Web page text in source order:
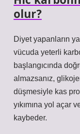
olur?
Diyet yapanların
vücuda yeterli
başlangıcında
almazsanız,
düşmesiyle kas
yıkımına yol açar
kaybeder.